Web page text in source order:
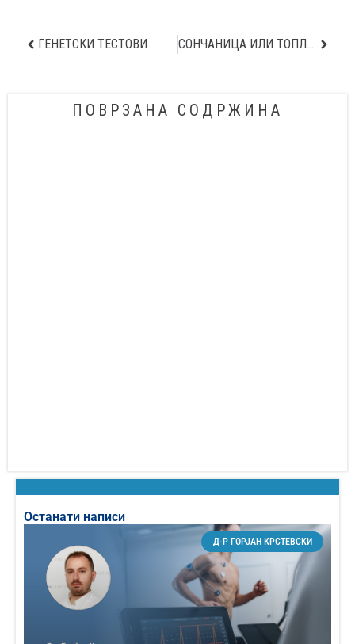
ГЕНЕТСКИ ТЕСТОВИ СОНЧАНИЦА ИЛИ ТОПЛОТЕН УДАР КАКО ДА ГИ ПРЕПОЗНАЕТЕ?
ПОВРЗАНА СОДРЖИНА
Останати написи
Д-Р ГОРЈАН КРСТЕВСКИ